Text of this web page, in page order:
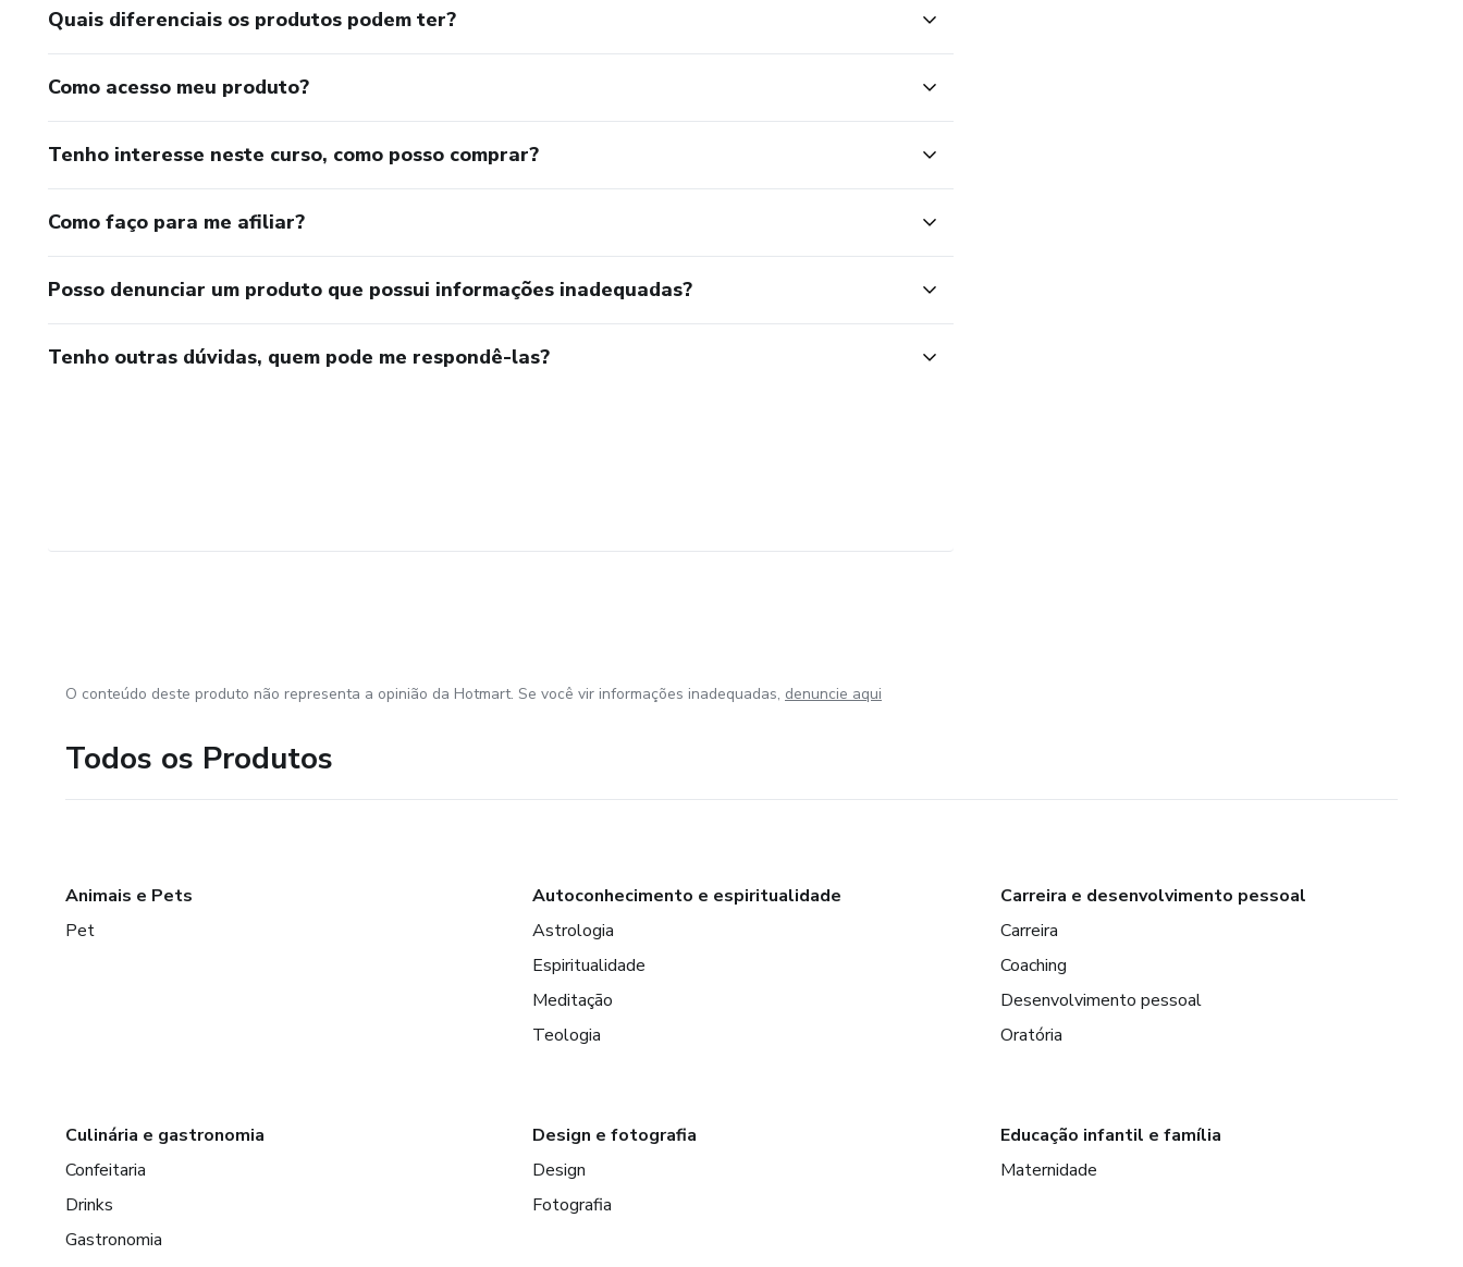
Quais diferenciais os produtos podem ter?
Como acesso meu produto?
Tenho interesse neste curso, como posso comprar?
Como faço para me afiliar?
Posso denunciar um produto que possui informações inadequadas?
Tenho outras dúvidas, quem pode me respondê-las?
O conteúdo deste produto não representa a opinião da Hotmart. Se você vir informações inadequadas, denuncie aqui
Todos os Produtos
Animais e Pets
Pet
Autoconhecimento e espiritualidade
Astrologia
Espiritualidade
Meditação
Teologia
Carreira e desenvolvimento pessoal
Carreira
Coaching
Desenvolvimento pessoal
Oratória
Culinária e gastronomia
Confeitaria
Drinks
Gastronomia
Design e fotografia
Design
Fotografia
Educação infantil e família
Maternidade